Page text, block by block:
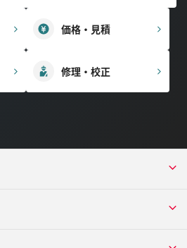
価格・見積
修理・校正